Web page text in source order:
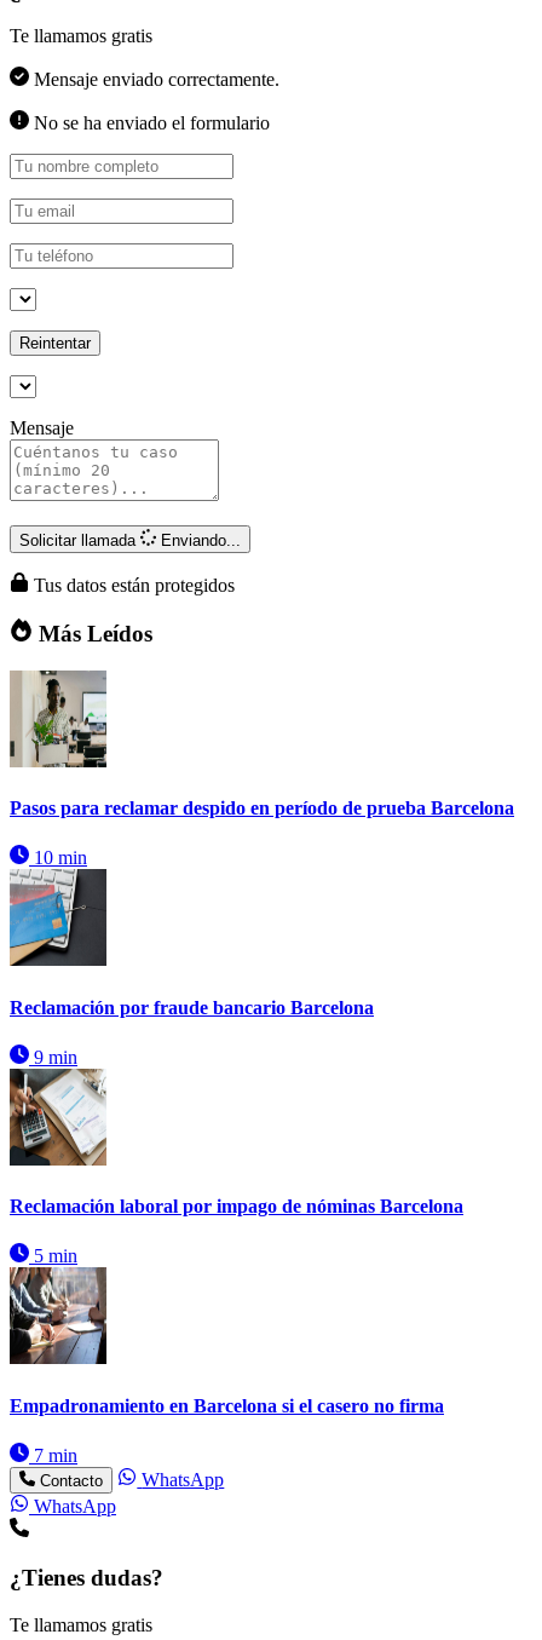
Te llamamos gratis
Mensaje enviado correctamente.
No se ha enviado el formulario
Reintentar
Mensaje
Solicitar llamada Enviando...
Tus datos están protegidos
Más Leídos
Pasos para reclamar despido en período de prueba Barcelona
10 min
Reclamación por fraude bancario Barcelona
9 min
Reclamación laboral por impago de nóminas Barcelona
5 min
Empadronamiento en Barcelona si el casero no firma
7 min
Contacto
WhatsApp
WhatsApp
¿Tienes dudas?
Te llamamos gratis